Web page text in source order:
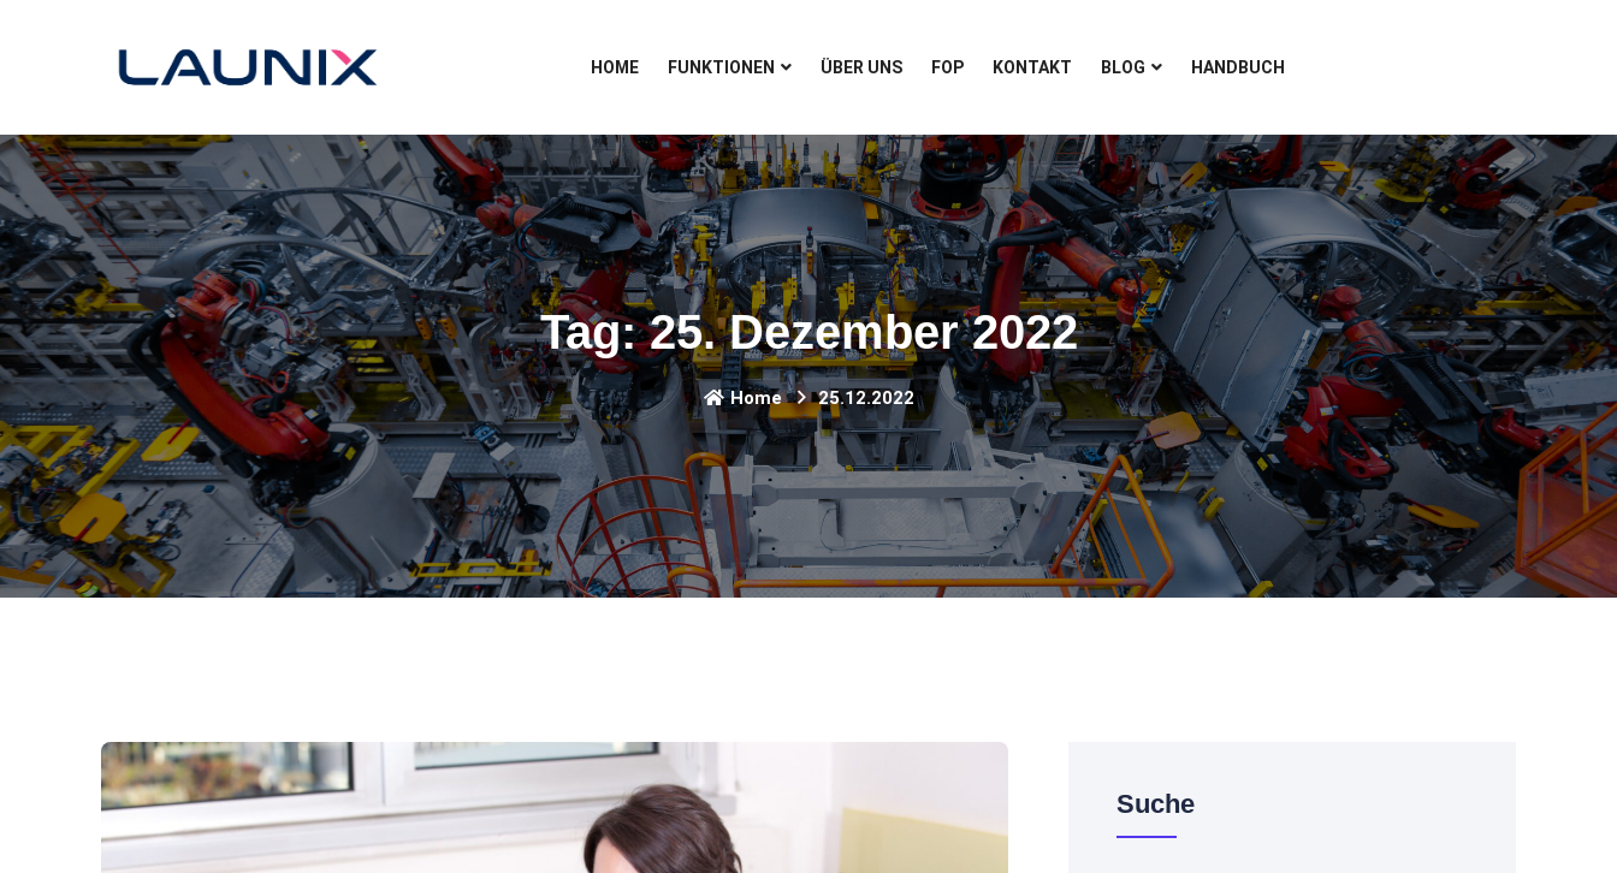
HOME FUNKTIONEN ÜBER UNS FOP KONTAKT BLOG HANDBUCH
Tag:25. Dezember 2022
Home 25.12.2022
Suche